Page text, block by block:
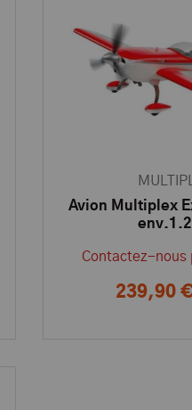
Avion Multiplex
Contactez-nous
239,90